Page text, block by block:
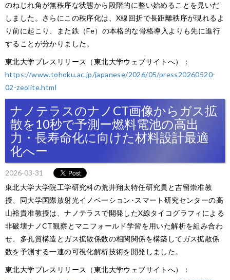
のねじれ角が無秩序な状態から段階的に整い始めることを見いだ
しました。さらにこの秩序化は、X線回折で長距離秩序が現れるよ
り前に起こり、また鉄（Fe）の本格的な骨格導入よりも先に進行
することが分かりました。
東北大学プレスリリース（東北大学ウェブサイトへ）：
https://www.tohoku.ac.jp/japanese/2026/05/press20260520-
02-zeolite.html
ナノテラスのナノCT画像からガス拡
散を10秒で予測ー燃料電池の高出
力・長寿命化に向けた材料設計最適
化へー
2026-03-31
東北大学大学院工学研究科の荒井翔太特任研究員と吉留崇准教
授、同大学国際放射光イノベーション･スマート研究センターの高
山裕貴准教授は、ナノテラスで開発したX線タイコグラフィによる
非破壊ナノCT観察とマニフォールド学習を用いた解析を組み合わ
せ、多孔質構造とガス拡散係数の相関関係を構築してガス拡散係
数を予測する一連の可視化解析技術を開発しました。
東北大学プレスリリース（東北大学ウェブサイトへ）：